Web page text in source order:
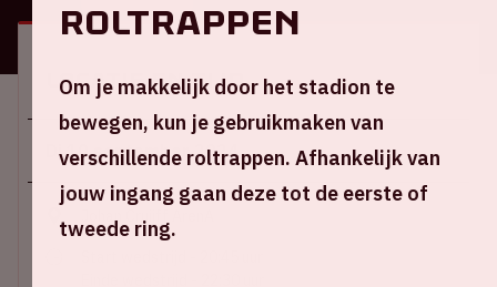
Locatie en tijd
Di 10 september 2024
Johan Cruijff ArenA
Roltrappen
Om je makkelijk door het stadion te
bewegen, kun je gebruikmaken van
verschillende roltrappen. Afhankelijk van
jouw ingang gaan deze tot de eerste of
tweede ring.